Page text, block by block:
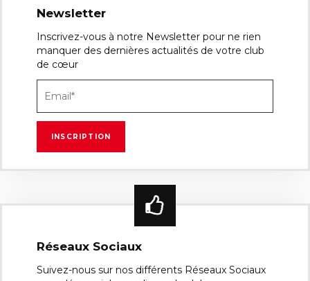
Newsletter
Inscrivez-vous à notre Newsletter pour ne rien
manquer des dernières actualités de votre club
de cœur
Réseaux Sociaux
Suivez-nous sur nos différents Réseaux Sociaux